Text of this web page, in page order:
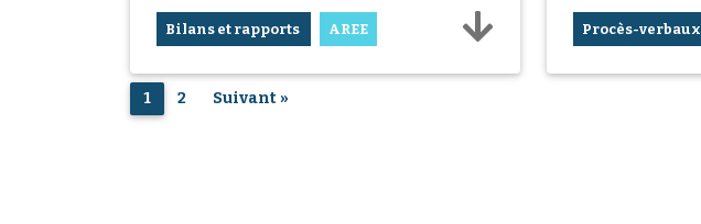
Bilans et rapports AREE Procès-verbaux
1 2 Suivant »